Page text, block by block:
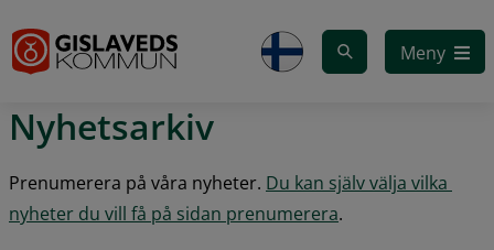
Meny
Nyhetsarkiv
Prenumerera på våra nyheter. Du kan själv välja vilka
nyheter du vill få på sidan prenumerera.